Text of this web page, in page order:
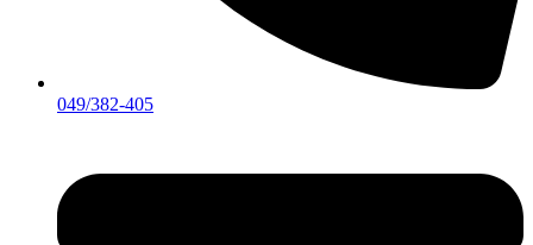
049/382-405